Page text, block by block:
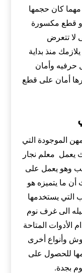
كان حجمها
أو قطع مكسورة
لا تتعرض
منذ بداية
حرفيه وأمان
أمان على قطع
الموجودة التي
يعمل معلم نجار
وهو يعمل على
ما يتميزه هو
التي يستخدمها
الى غرف نوم
الأدوات المتاحة
وأنواع أخرى
للحصول على
بجدة.